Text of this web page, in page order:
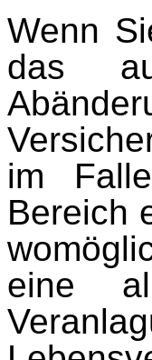
Wenn
das
im
Bereich
eine